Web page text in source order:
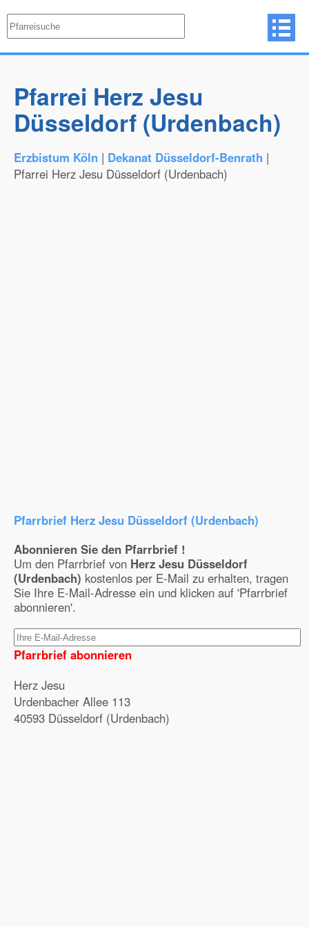
Pfarrei Herz Jesu
Düsseldorf (Urdenbach)
Erzbistum Köln | Dekanat Düsseldorf-Benrath |
Pfarrei Herz Jesu Düsseldorf (Urdenbach)
Pfarrbrief Herz Jesu Düsseldorf (Urdenbach)
Abonnieren Sie den Pfarrbrief !
Um den Pfarrbrief von Herz Jesu Düsseldorf
(Urdenbach) kostenlos per E-Mail zu erhalten, tragen
Sie Ihre E-Mail-Adresse ein und klicken auf 'Pfarrbrief
abonnieren'.
Pfarrbrief abonnieren
Herz Jesu
Urdenbacher Allee 113
40593 Düsseldorf (Urdenbach)